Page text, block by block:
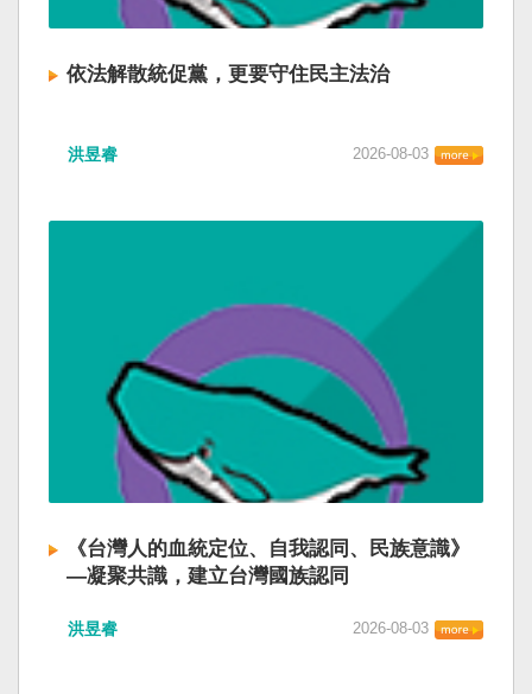
依法解散統促黨，更要守住民主法治
洪昱睿 2026-08-03
《台灣人的血統定位、自我認同、民族意識》
—凝聚共識，建立台灣國族認同
洪昱睿 2026-08-03